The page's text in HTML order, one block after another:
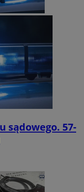
sądowego. 57-